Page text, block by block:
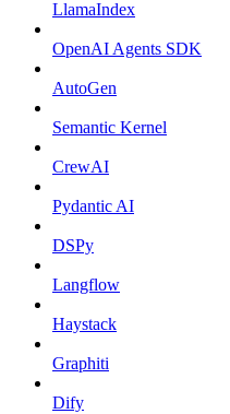
LlamaIndex
OpenAI Agents SDK
AutoGen
Semantic Kernel
CrewAI
Pydantic AI
DSPy
Langflow
Haystack
Graphiti
Dify